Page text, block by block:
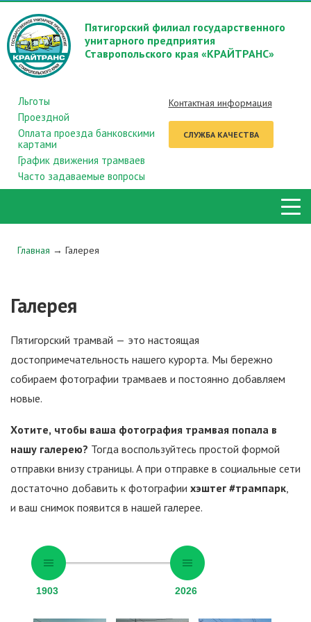
Пятигорский филиал государственного
унитарного предприятия
Ставропольского края «КРАЙТРАНС»
Льготы
Проездной
Оплата проезда банковскими
картами
График движения трамваев
Часто задаваемые вопросы
Контактная информация
СЛУЖБА КАЧЕСТВА
Главная → Галерея
Галерея
Пятигорский трамвай — это настоящая
достопримечательность нашего курорта. Мы бережно
собираем фотографии трамваев и постоянно добавляем
новые.
Хотите, чтобы ваша фотография трамвая попала в
нашу галерею? Тогда воспользуйтесь простой формой
отправки внизу страницы. А при отправке в социальные сети
достаточно добавить к фотографии хэштег #трампарк,
и ваш снимок появится в нашей галерее.
1903 2026